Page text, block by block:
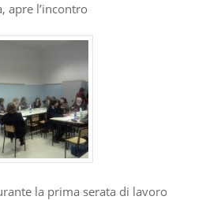
apre l’incontro
la prima serata di lavoro